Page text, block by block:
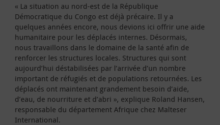
« La situation au nord-est de la République
Démocratique du Congo est déjà précaire. Il y a
quelques années encore, nous devions ici offrir une aide
humanitaire pour les déplacés internes. Désormais,
nous travaillons dans le domaine de la santé afin de
renforcer les structures locales. Structures qui sont
aujourd’hui déstabilisées par l’arrivée d’un nombre
important de réfugiés et de populations retournées. Les
déplacés ont maintenant grandement besoin d’aide,
d’eau, de nourriture et d’abri », explique Roland Hansen,
responsable du département Afrique chez Malteser
International.